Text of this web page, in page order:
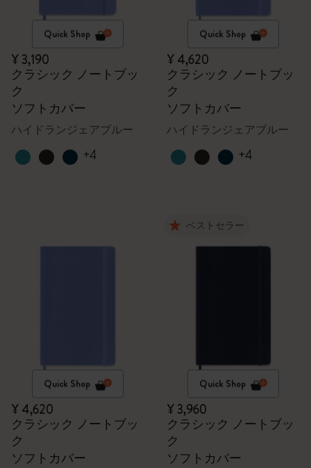
Quick Shop
¥ 3,190
クラシック ノートブッ
ク
ソフトカバー
ハイドランジェアブルー
+4
Quick Shop
¥ 4,620
クラシック ノートブッ
ク
ソフトカバー
ハイドランジェアブルー
+4
Quick Shop
¥ 4,620
クラシック ノートブッ
ク
ソフトカバー
ベストセラー
Quick Shop
¥ 3,960
クラシック ノートブッ
ク
ソフトカバー